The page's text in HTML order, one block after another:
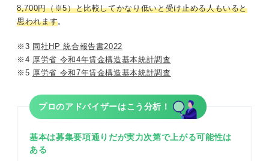
8,700円（※5）と比較してかなり低いと受け止める人もいると
思われます。
※3 同社HP 統合報告書2022
※4 厚労省 令和4年賃金構造基本統計調査
※5 厚労省 令和7年賃金構造基本統計調査
プロのアドバイザーはこう分析！
基本は募集要項通りだが実力次第で上がる可能性は
ある